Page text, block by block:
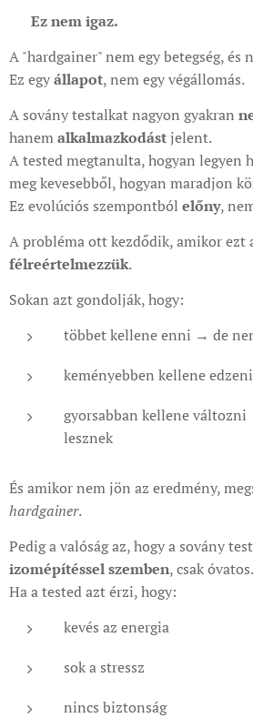
Ez nem igaz.
A "hardgainer" nem egy betegség, és
Ez egyállapot, nem egy végállomás.
A sovány testalkat nagyon gyakran
hanemalkalmazkodástjelent.
A tested megtanulta, hogyan legyen
meg kevesebből, hogyan maradjon
Ez evolúciós szempontból előny,
A probléma ott kezdődik, amikor ezt
félreértelmezzük.
Sokan azt gondolják, hogy:
többet kellene enni → de
keményebben kellene
gyorsabban kellene
lesznek
És amikor nem jön az eredmény,
hardgainer.
Pedig a valóság az, hogy a sovány test
izomépítéssel szemben, csak óvatos.
Ha a tested azt érzi, hogy:
kevés az energia
sok a stressz
nincs biztonság